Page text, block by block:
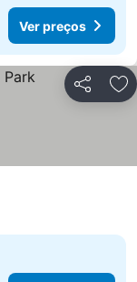
Ver preços
Partilhar